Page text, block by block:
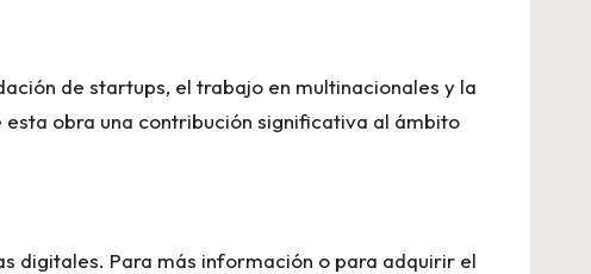
de startups, el trabajo en multinacionales y la
esta obra una contribución significativa al ámbito
digitales. Para más información o para adquirir el